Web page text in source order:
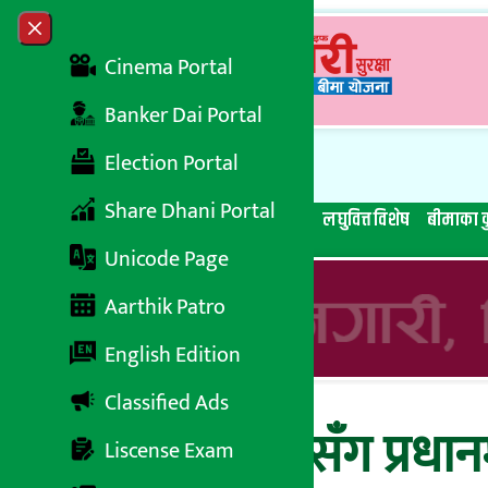
Skip to content
Close menu
Cinema Portal
Banker Dai Portal
Election Portal
Share Dhani Portal
Unicode Page
Aarthik Patro
English Edition
Classified Ads
Liscense Exam
सबै समाचार बेथिति मुर्दाबाद बैंकिङ विशेष लघुवित्त विशेष बीमाका
निर्माण व्यवसायीसँग